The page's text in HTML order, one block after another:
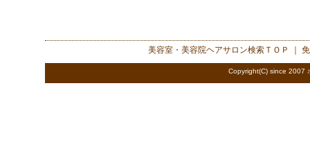
美容室・美容院ヘアサロン検索 ＴＯＰ ｜
Copyright(C) since 2007